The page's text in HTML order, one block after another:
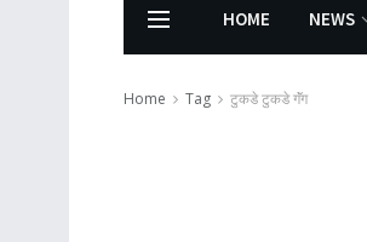
HOME NEWS
Home Tag टुकडे टुकडे गॅंग